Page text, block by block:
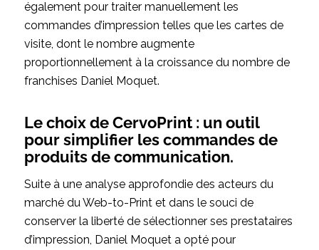
également pour traiter manuellement les
commandes d’impression telles que les cartes de
visite, dont le nombre augmente
proportionnellement à la croissance du nombre de
franchises Daniel Moquet.
Le choix de CervoPrint : un outil
pour simplifier les commandes de
produits de communication.
Suite à une analyse approfondie des acteurs du
marché du Web-to-Print et dans le souci de
conserver la liberté de sélectionner ses prestataires
d’impression, Daniel Moquet a opté pour